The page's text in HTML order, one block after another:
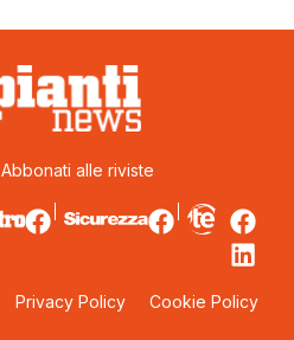
Abbonati alle riviste
Privacy Policy Cookie Policy